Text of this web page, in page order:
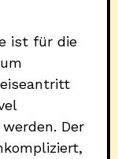
ist für die
Der